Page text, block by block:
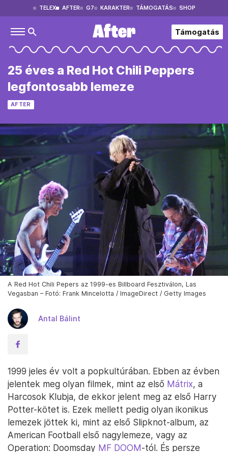
TELEX AFTER G7 KARAKTER TÁMOGATÁS SHOP
Támogatás
25 éves a Red Hot Chili Peppers
legfontosabb lemeze
AFTER
A Red Hot Chili Pepers az 1999-es Billboard Fesztiválon, Las
Vegasban – Fotó: Frank Mincelotta / ImageDirect / Getty Images
Antal Bálint
1999 jeles év volt a popkultúrában. Ebben az évben
jelentek meg olyan filmek, mint az első Mátrix, a
Harcosok Klubja, de ekkor jelent meg az első Harry
Potter-kötet is. Ezek mellett pedig olyan ikonikus
lemezek jöttek ki, mint az első Slipknot-album, az
American Football első nagylemeze, vagy az
Operation: Doomsday MF DOOM-tól. És persze